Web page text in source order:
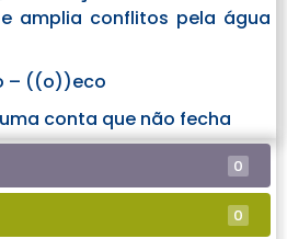
amplia conflitos pela água
– ((o))eco
conta que não fecha
0
0